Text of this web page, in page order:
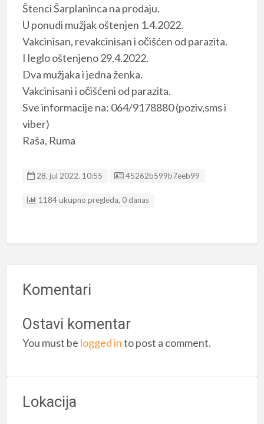
Štenci Šarplaninca na prodaju.
U ponudi mužjak oštenjen 1.4.2022.
Vakcinisan, revakcinisan i očišćen od parazita.
I leglo oštenjeno 29.4.2022.
Dva mužjaka i jedna ženka.
Vakcinisani i očišćeni od parazita.
Sve informacije na: 064/9178880 (poziv,sms i
viber)
Raša, Ruma
28. jul 2022. 10:55 Listing ID
45262b599b7eeb99
1184 ukupno pregleda, 0 danas
Komentari
Ostavi komentar
You must be logged into post a comment.
Lokacija